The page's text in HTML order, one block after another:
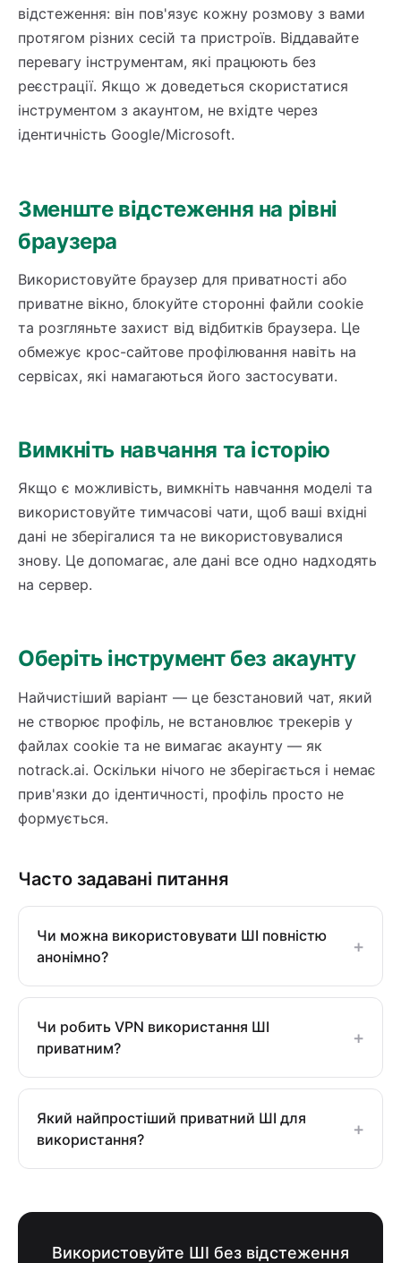
відстеження: він пов'язує кожну розмову з вами
протягом різних сесій та пристроїв. Віддавайте
перевагу інструментам, які працюють без
реєстрації. Якщо ж доведеться скористатися
інструментом з акаунтом, не вхідте через
ідентичність Google/Microsoft.
Зменште відстеження на рівні
браузера
Використовуйте браузер для приватності або
приватне вікно, блокуйте сторонні файли cookie
та розгляньте захист від відбитків браузера. Це
обмежує крос-сайтове профілювання навіть на
сервісах, які намагаються його застосувати.
Вимкніть навчання та історію
Якщо є можливість, вимкніть навчання моделі та
використовуйте тимчасові чати, щоб ваші вхідні
дані не зберігалися та не використовувалися
знову. Це допомагає, але дані все одно надходять
на сервер.
Оберіть інструмент без акаунту
Найчистіший варіант — це безстановий чат, який
не створює профіль, не встановлює трекерів у
файлах cookie та не вимагає акаунту — як
notrack.ai. Оскільки нічого не зберігається і немає
прив'язки до ідентичності, профіль просто не
формується.
Часто задавані питання
Чи можна використовувати ШІ повністю
анонімно?
+
Чи робить VPN використання ШІ
приватним?
+
Який найпростіший приватний ШІ для
використання?
+
Використовуйте ШІ без відстеження